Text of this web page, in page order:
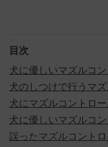
目次
犬に優しいマズルコ
犬のしつけで行うマ
犬にマズルコントロ
犬に優しいマズルコ
誤ったマズルコント